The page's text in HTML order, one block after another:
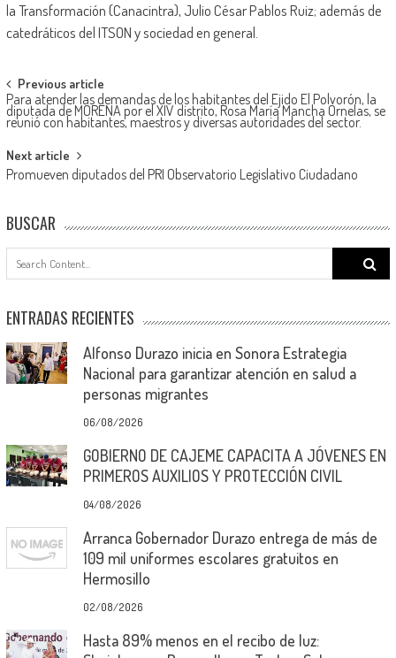
la Transformación (Canacintra), Julio César Pablos Ruiz; además de
catedráticos del ITSON y sociedad en general.
Post
navigation
Previous article
Para atender las demandas de los habitantes del Ejido El Polvorón, la
diputada de MORENA por el XIV distrito, Rosa María Mancha Ornelas, se
reunió con habitantes, maestros y diversas autoridades del sector.
Next article
Promueven diputados del PRI Observatorio Legislativo Ciudadano
BUSCAR
Search
for:
ENTRADAS RECIENTES
Alfonso Durazo inicia en Sonora Estrategia
Nacional para garantizar atención en salud a
personas migrantes
06/08/2026
GOBIERNO DE CAJEME CAPACITA A JÓVENES EN
PRIMEROS AUXILIOS Y PROTECCIÓN CIVIL
04/08/2026
Arranca Gobernador Durazo entrega de más de
109 mil uniformes escolares gratuitos en
Hermosillo
02/08/2026
Hasta 89% menos en el recibo de luz: